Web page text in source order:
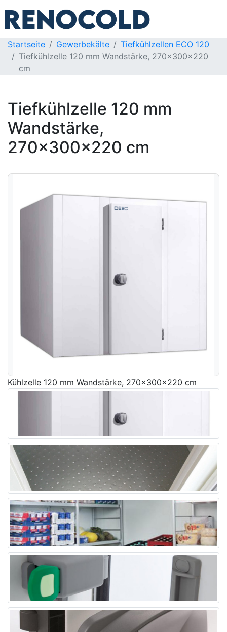
Startseite Gewerbekälte
Tiefkühlzellen ECO 120
Tiefkühlzelle 120 mm Wandstärke, 270x300x220
cm
Tiefkühlzelle 120 mm
Wandstärke,
270x300x220 cm
Kühlzelle 120 mm Wandstärke, 270x300x220 cm